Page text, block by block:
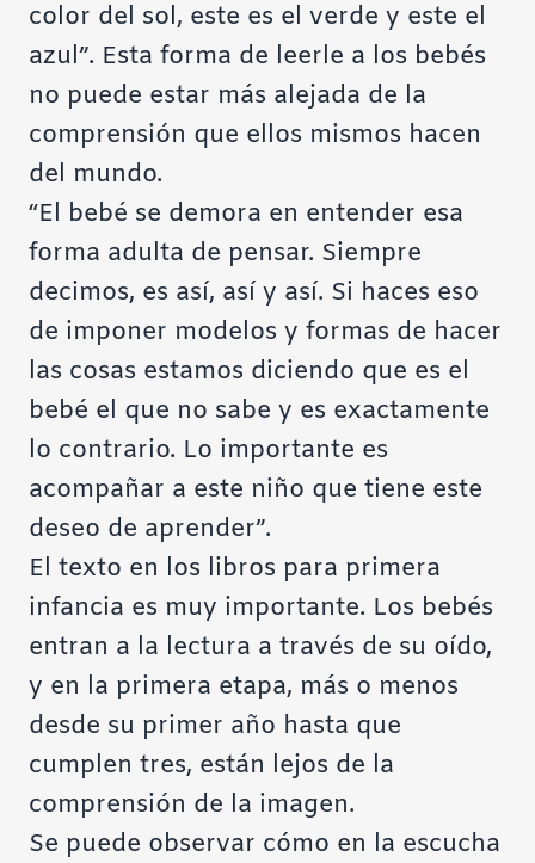
color del sol, este es el verde y este el
azul”. Esta forma de leerle a los bebés
no puede estar más alejada de la
comprensión que ellos mismos hacen
del mundo.
“El bebé se demora en entender esa
forma adulta de pensar. Siempre
decimos, es así, así y así. Si haces eso
de imponer modelos y formas de hacer
las cosas estamos diciendo que es el
bebé el que no sabe y es exactamente
lo contrario. Lo importante es
acompañar a este niño que tiene este
deseo de aprender”.
El texto en los libros para primera
infancia es muy importante. Los bebés
entran a la lectura a través de su oído,
y en la primera etapa, más o menos
desde su primer año hasta que
cumplen tres, están lejos de la
comprensión de la imagen.
Se puede observar cómo en la escucha